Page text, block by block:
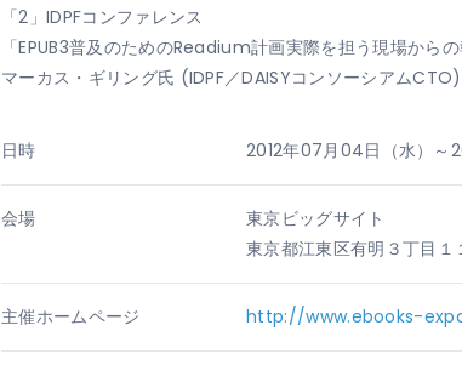
「2」IDPFコンファレンス
「EPUB3普及のためのReadium計画実際を担う現場からの
マーカス・ギリング氏 (IDPF／DAISYコンソーシアムCTO)
日時 2012年07月04日（水）～
会場
東京ビッグサイト
東京都江東区有明３丁目
主催ホームページ http://www.ebooks-